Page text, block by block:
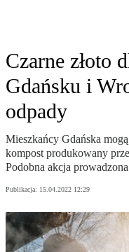
Czarne złoto
Gdańsku i
odpady
Mieszkańcy Gdańska
kompost produkowany
Podobna akcja
Publikacja: 15.04.2022 12:29